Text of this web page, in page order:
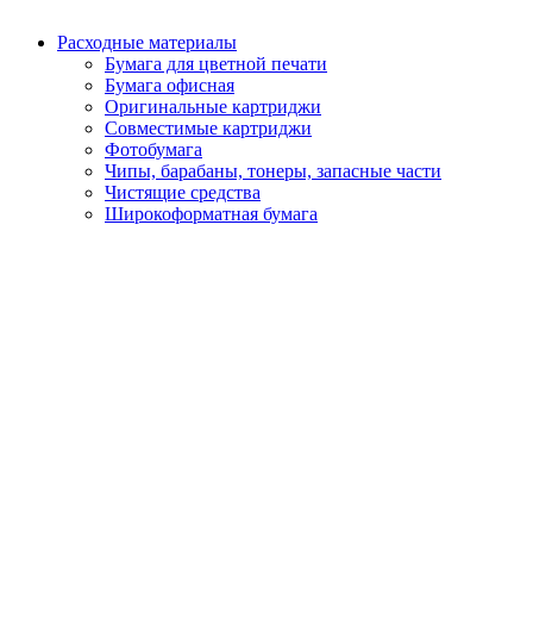
Расходные материалы
Бумага для цветной печати
Бумага офисная
Оригинальные картриджи
Совместимые картриджи
Фотобумага
Чипы, барабаны, тонеры, запасные части
Чистящие средства
Широкоформатная бумага